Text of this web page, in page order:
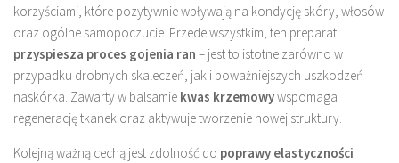
korzyściami, które pozytywnie wpływają na kondycję skóry, włosów
oraz ogólne samopoczucie. Przede wszystkim, ten preparat
przyspiesza proces gojenia ran – jest to istotne zarówno w
przypadku drobnych skaleczeń, jak i poważniejszych uszkodzeń
naskórka. Zawarty w balsamie kwas krzemowywspomaga
regenerację tkanek oraz aktywuje tworzenie nowej struktury.
Kolejną ważną cechą jest zdolność do poprawy elastyczności